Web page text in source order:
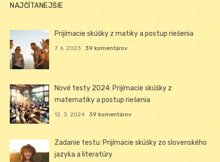
NAJČÍTANEJŠIE
Prijímacie skúšky z matiky a postup riešenia
7. 6. 2023 39 komentárov
Nové testy 2024: Prijímacie skúšky z
matematiky a postup riešenia
12. 3. 2024 39 komentárov
Zadanie testu: Prijímacie skúšky zo slovenského
jazyka a literatúry